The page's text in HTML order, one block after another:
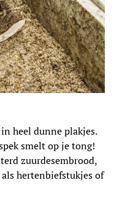
heel dunne plakjes.
smelt op je tong!
zuurdesembrood,
hertenbiefstukjes of